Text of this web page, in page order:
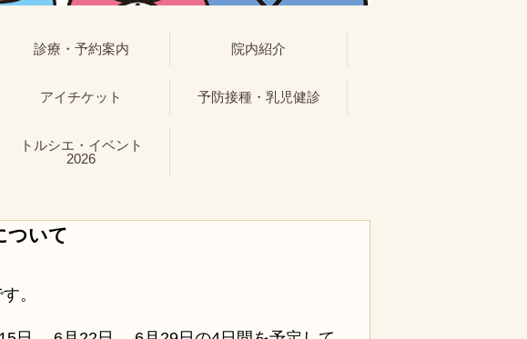
診療・予約案内 院内紹介
アイチケット 予防接種・乳児健診
トルシエ・イベント
2026
ついて
。